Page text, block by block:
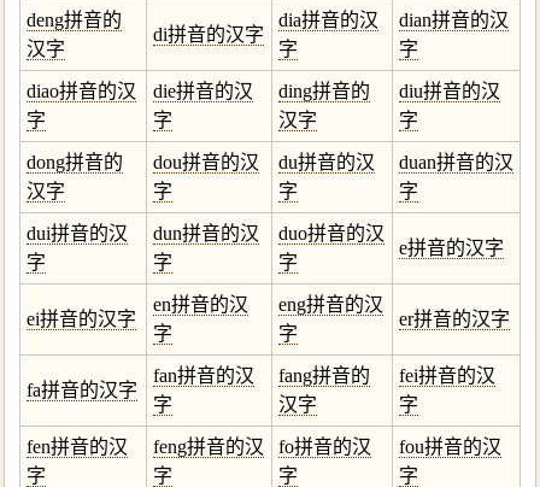
deng拼音的
汉字
di拼音的汉字
dia拼音的汉
字
dian拼音的汉
字
diao拼音的汉
字
die拼音的汉
字
ding拼音的
汉字
diu拼音的汉
字
dong拼音的
汉字
dou拼音的汉
字
du拼音的汉
字
duan拼音的汉
字
dui拼音的汉
字
dun拼音的汉
字
duo拼音的汉
字
e拼音的汉字
ei拼音的汉字
en拼音的汉
字
eng拼音的汉
字
er拼音的汉字
fa拼音的汉字
fan拼音的汉
字
fang拼音的
汉字
fei拼音的汉
字
fen拼音的汉
字
feng拼音的汉
字
fo拼音的汉
字
fou拼音的汉
字